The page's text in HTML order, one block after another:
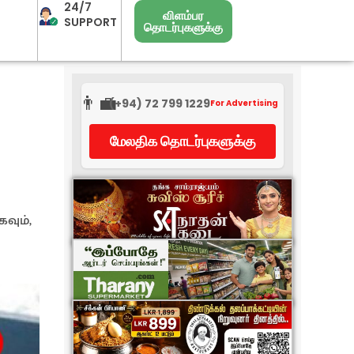
24/7
SUPPORT
விளம்பர
தொடர்புகளுக்கு
👨‍💼(+94) 72 799 1229For Advertising
மேலதிக தொடர்புகளுக்கு